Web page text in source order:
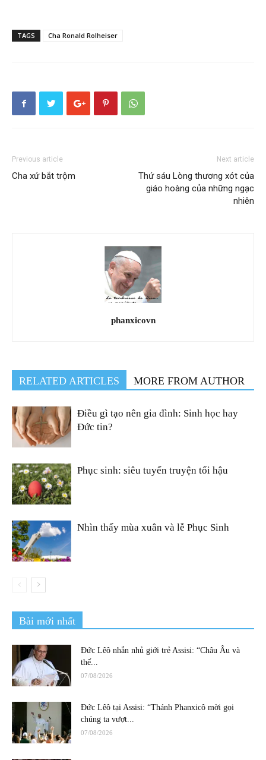
TAGS Cha Ronald Rolheiser
Previous article
Cha xứ bắt trộm
Next article
Thứ sáu Lòng thương xót của
giáo hoàng của những ngạc
nhiên
phanxicovn
RELATED ARTICLES MORE FROM AUTHOR
Điều gì tạo nên gia đình: Sinh học hay
Đức tin?
Phục sinh: siêu tuyến truyện tối hậu
Nhìn thấy mùa xuân và lễ Phục Sinh
Bài mới nhất
Đức Lêô nhắn nhủ giới trẻ Assisi: “Châu Âu và
thế...
07/08/2026
Đức Lêô tại Assisi: “Thánh Phanxicô mời gọi
chúng ta vượt...
07/08/2026